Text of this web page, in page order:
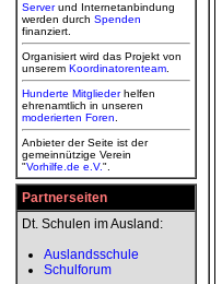
Serverund Internetanbindung
werden durch Spenden
finanziert.
Organisiert wird das Projekt von
unserem Koordinatorenteam
Hunderte Mitgliederhelfen
ehrenamtlich in unseren
moderierten Foren
Anbieter der Seite ist der
gemeinnützige Verein
"Vorhilfe.de e.V.".
Partnerseiten
Dt. Schulen im Ausland:
Auslandsschule
Schulforum